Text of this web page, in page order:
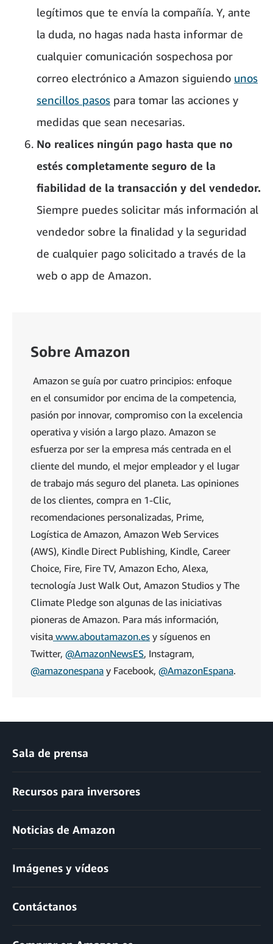
legítimos que te envía la compañía. Y, ante
la duda, no hagas nada hasta informar de
cualquier comunicación sospechosa por
correo electrónico a Amazon siguiendo unos
sencillos pasos para tomar las acciones y
medidas que sean necesarias.
No realices ningún pago hasta que no
estés completamente seguro de la
fiabilidad de la transacción y del vendedor.
Siempre puedes solicitar más información al
vendedor sobre la finalidad y la seguridad
de cualquier pago solicitado a través de la
web o app de Amazon.
Sobre Amazon
Amazon se guía por cuatro principios: enfoque
en el consumidor por encima de la competencia,
pasión por innovar, compromiso con la excelencia
operativa y visión a largo plazo. Amazon se
esfuerza por ser la empresa más centrada en el
cliente del mundo, el mejor empleador y el lugar
de trabajo más seguro del planeta. Las opiniones
de los clientes, compra en 1-Clic,
recomendaciones personalizadas, Prime,
Logística de Amazon, Amazon Web Services
(AWS), Kindle Direct Publishing, Kindle, Career
Choice, Fire, Fire TV, Amazon Echo, Alexa,
tecnología Just Walk Out, Amazon Studios y The
Climate Pledge son algunas de las iniciativas
pioneras de Amazon. Para más información,
visita www.aboutamazon.es y síguenos en
Twitter, @AmazonNewsES, Instagram,
@amazonespana y Facebook, @AmazonEspana.
Sala de prensa
Recursos para inversores
Noticias de Amazon
Imágenes y vídeos
Contáctanos